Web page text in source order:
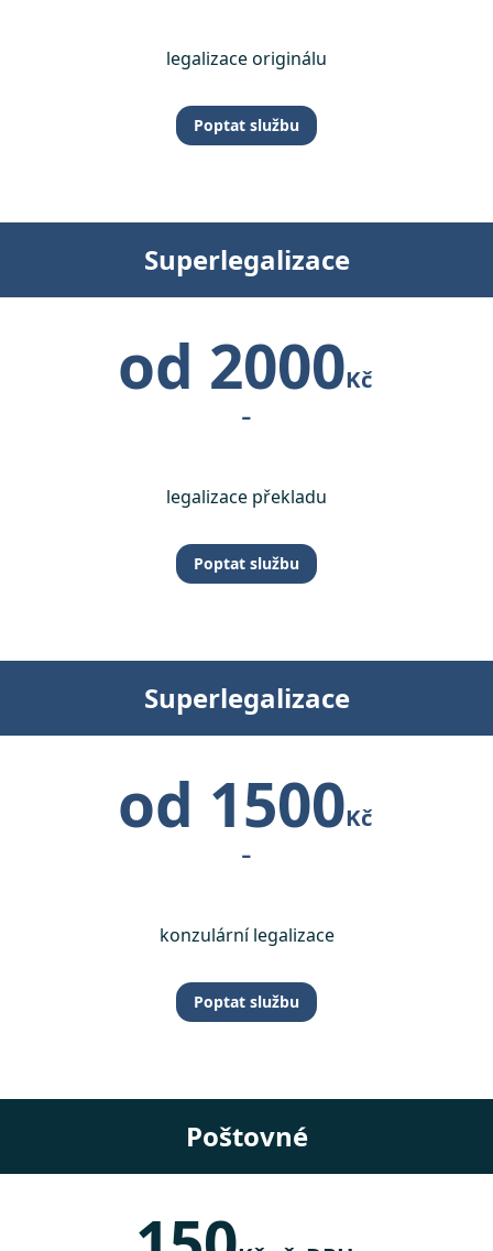
legalizace originálu
Poptat službu
Superlegalizace
od 2000Kč
-
legalizace překladu
Poptat službu
Superlegalizace
od 1500Kč
-
konzulární legalizace
Poptat službu
Poštovné